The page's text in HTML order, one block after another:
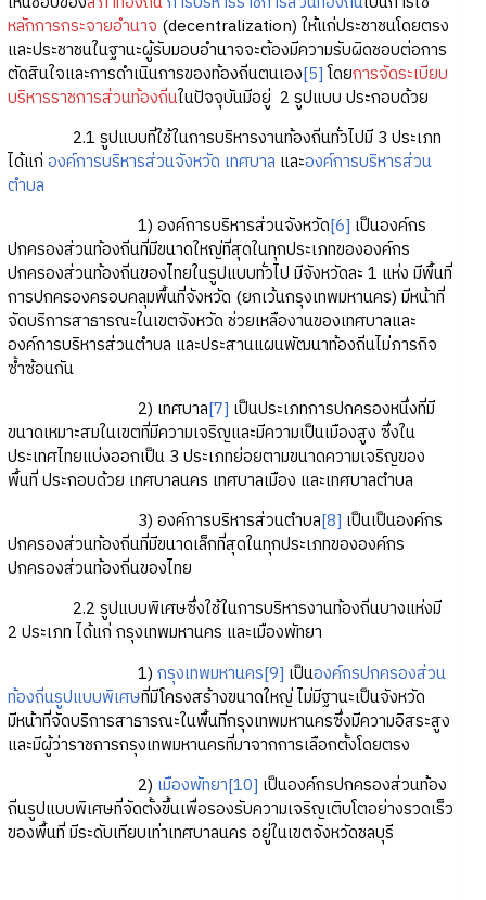
หลักการกระจายอำนาจ (decentralization) ให้แก่ประชาชนโดยตรง
และประชาชนในฐานะผู้รับมอบอำนาจจะต้องมีความรับผิดชอบต่อการ
ตัดสินใจและการดำเนินการของท้องถิ่นตนเอง[5]โดยการจัดระเบียบ
บริหารราชการส่วนท้องถิ่นในปัจจุบันมีอยู่ 2 รูปแบบ ประกอบด้วย
2.1 รูปแบบที่ใช้ในการบริหารงานท้องถิ่นทั่วไปมี 3 ประเภท
ได้แก่ องค์การบริหารส่วนจังหวัด เทศบาล และองค์การบริหารส่วน
ตำบล
1) องค์การบริหารส่วนจังหวัด[6] เป็นองค์กร
ปกครองส่วนท้องถิ่นที่มีขนาดใหญ่ที่สุดในทุกประเภทขององค์กร
ปกครองส่วนท้องถิ่นของไทยในรูปแบบทั่วไป มีจังหวัดละ 1 แห่ง มีพื้นที่
การปกครองครอบคลุมพื้นที่จังหวัด (ยกเว้นกรุงเทพมหานคร) มีหน้าที่
จัดบริการสาธารณะในเขตจังหวัด ช่วยเหลืองานของเทศบาลและ
องค์การบริหารส่วนตำบล และประสานแผนพัฒนาท้องถิ่นไม่ภารกิจ
ซ้ำซ้อนกัน
2) เทศบาล[7] เป็นประเภทการปกครองหนึ่งที่มี
ขนาดเหมาะสมในเขตที่มีความเจริญและมีความเป็นเมืองสูง ซึ่งใน
ประเทศไทยแบ่งออกเป็น 3 ประเภทย่อยตามขนาดความเจริญของ
พื้นที่ ประกอบด้วย เทศบาลนคร เทศบาลเมือง และเทศบาลตำบล
3) องค์การบริหารส่วนตำบล[8] เป็นเป็นองค์กร
ปกครองส่วนท้องถิ่นที่มีขนาดเล็กที่สุดในทุกประเภทขององค์กร
ปกครองส่วนท้องถิ่นของไทย
2.2 รูปแบบพิเศษซึ่งใช้ในการบริหารงานท้องถิ่นบางแห่งมี
2 ประเภท ได้แก่ กรุงเทพมหานคร และเมืองพัทยา
1) กรุงเทพมหานคร[9] เป็นองค์กรปกครองส่วน
ท้องถิ่นรูปแบบพิเศษที่มีโครงสร้างขนาดใหญ่ ไม่มีฐานะเป็นจังหวัด
มีหน้าที่จัดบริการสาธารณะในพื้นที่กรุงเทพมหานครซึ่งมีความอิสระสูง
และมีผู้ว่าราชการกรุงเทพมหานครที่มาจากการเลือกตั้งโดยตรง
2) เมืองพัทยา[10] เป็นองค์กรปกครองส่วนท้อง
ถิ่นรูปแบบพิเศษที่จัดตั้งขึ้นเพื่อรองรับความเจริญเติบโตอย่างรวดเร็ว
ของพื้นที่ มีระดับเทียบเท่าเทศบาลนคร อยู่ในเขตจังหวัดชลบุรี